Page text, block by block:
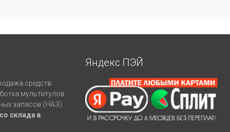
средств
мультитулов
запасов (НАЗ).
склада в
Яндекс ПЭЙ